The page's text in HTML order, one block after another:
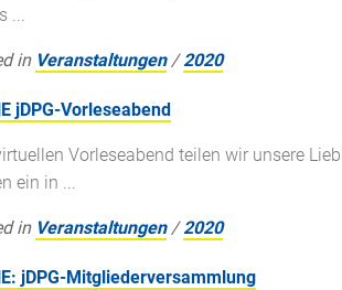
...
in Veranstaltungen /2020
jDPG-Vorleseabend
Vorleseabend teilen wir unsere
ein in ...
in Veranstaltungen /2020
jDPG-Mitgliederversammlung